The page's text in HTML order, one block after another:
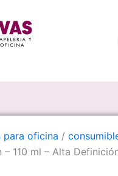
para oficina /
– 110 ml – Alta